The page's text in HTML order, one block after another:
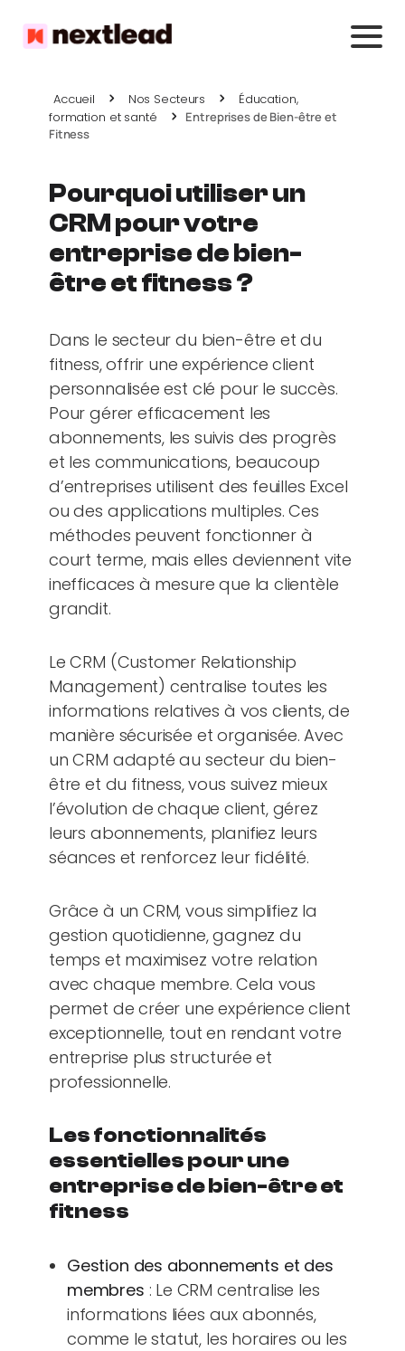
Accueil Nos Secteurs
Éducation,
formation et santé
Entreprises de Bien-être et
Fitness
Pourquoi utiliser un
CRM pour votre
entreprise de bien-
être et fitness ?
Dans le secteur du bien-être et du
fitness, offrir une expérience client
personnalisée est clé pour le succès.
Pour gérer efficacement les
abonnements, les suivis des progrès
et les communications, beaucoup
d’entreprises utilisent des feuilles Excel
ou des applications multiples. Ces
méthodes peuvent fonctionner à
court terme, mais elles deviennent vite
inefficaces à mesure que la clientèle
grandit.
Le CRM (Customer Relationship
Management) centralise toutes les
informations relatives à vos clients, de
manière sécurisée et organisée. Avec
un CRM adapté au secteur du bien-
être et du fitness, vous suivez mieux
l’évolution de chaque client, gérez
leurs abonnements, planifiez leurs
séances et renforcez leur fidélité.
Grâce à un CRM, vous simplifiez la
gestion quotidienne, gagnez du
temps et maximisez votre relation
avec chaque membre. Cela vous
permet de créer une expérience client
exceptionnelle, tout en rendant votre
entreprise plus structurée et
professionnelle.
Les fonctionnalités
essentielles pour une
entreprise de bien-être et
fitness
Gestion des abonnements et des
membres : Le CRM centralise les
informations liées aux abonnés,
comme le statut, les horaires ou les